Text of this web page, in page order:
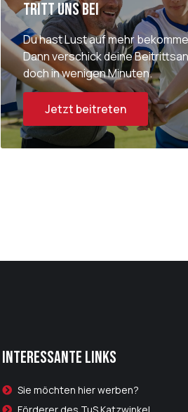
Tritt uns bei
Du hast Lust auf mehr
Dann verschick deine
doch in wenigen Minuten.
Jetzt beitreten
Interessante Links
Sie möchten hier werben?